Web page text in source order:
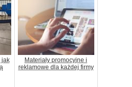
jak
Materiały promocyjne i
reklamowe dla każdej firmy